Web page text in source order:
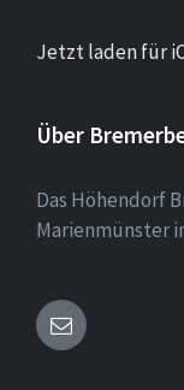
Jetzt laden für
Über
Das Höhendorf
Marienmünster
Email